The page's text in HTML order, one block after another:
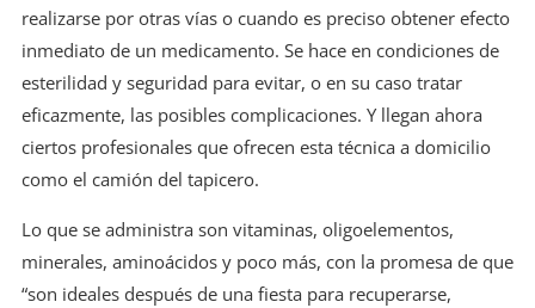
realizarse por otras vías o cuando es preciso obtener efecto
inmediato de un medicamento. Se hace en condiciones de
esterilidad y seguridad para evitar, o en su caso tratar
eficazmente, las posibles complicaciones. Y llegan ahora
ciertos profesionales que ofrecen esta técnica a domicilio
como el camión del tapicero.
Lo que se administra son vitaminas, oligoelementos,
minerales, aminoácidos y poco más, con la promesa de que
“son ideales después de una fiesta para recuperarse,